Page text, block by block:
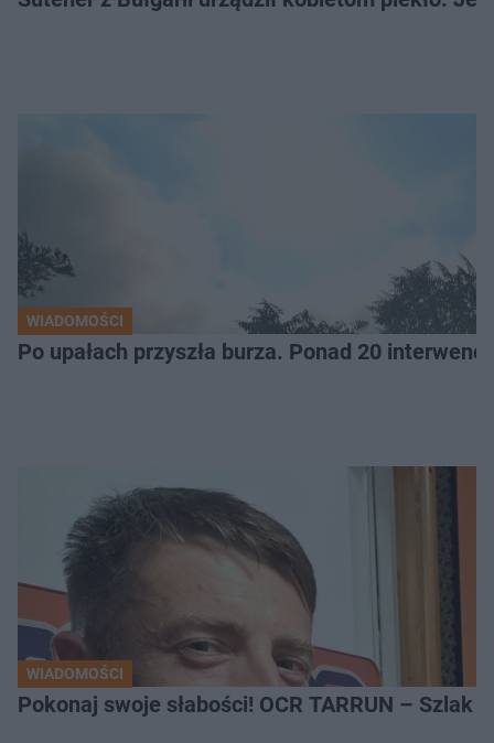
WIADOMOŚCI
Po upałach przyszła burza. Ponad 20
WIADOMOŚCI
Pokonaj swoje słabości! OCR TARRUN – Szlak